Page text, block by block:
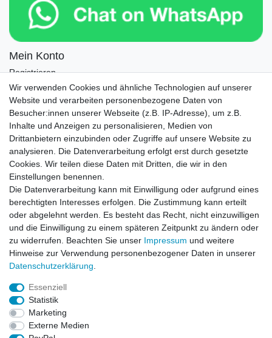
Mein Konto
Registrieren
Login
Newsletter
E-MAIL **
Newsletter
Honig
Hiermit bestätige ich, dass ich die
Einwilligung kann ich jederzeit widerrufen.**
Abonnieren
** Hierbei handelt es sich um ein Pflichtfeld.
Wir verwenden Cookies und ähnliche Technologien auf unserer
Website und verarbeiten personenbezogene Daten von
Besucher:innen unserer Webseite (z.B. IP-Adresse), um z.B.
Inhalte und Anzeigen zu personalisieren, Medien von
Drittanbietern einzubinden oder Zugriffe auf unsere Website zu
analysieren. Die Datenverarbeitung erfolgt erst durch gesetzte
Cookies. Wir teilen diese Daten mit Dritten, die wir in den
Einstellungen benennen.
Die Datenverarbeitung kann mit Einwilligung oder aufgrund eines
berechtigten Interesses erfolgen. Die Zustimmung kann erteilt
oder abgelehnt werden. Es besteht das Recht, nicht einzuwilligen
und die Einwilligung zu einem späteren Zeitpunkt zu ändern oder
zu widerrufen. Beachten Sie unser Impressum und weitere
Hinweise zur Verwendung personenbezogener Daten in unserer
Daten­schutz­erklärung
Essenziell
Statistik
Marketing
Externe Medien